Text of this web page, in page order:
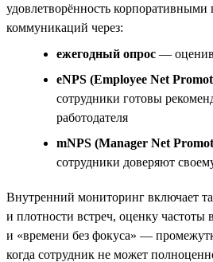
удовлетворённость корпоративными
коммуникаций через:
ежегодный опрос —
eNPS (Employee Net
сотрудники готовы
работодателя
mNPS (Manager Net
сотрудники доверяют
Внутренний мониторинг включает
и плотности встреч, оценку частоты
и «времени без фокуса» —
когда сотрудник не может